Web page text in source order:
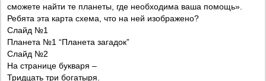
сможете найти те планеты, где необходима ваша помощь».
Ребята эта карта схема, что на ней изображено?
Слайд №1
Планета №1 “Планета загадок”
Слайд №2
На странице букваря –
Тридцать три богатыря.